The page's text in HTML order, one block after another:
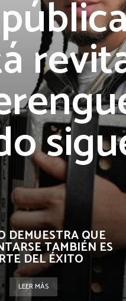
DEMUESTRA QUE
TAMBIÉN ES
DEL ÉXITO
LEER MÁS